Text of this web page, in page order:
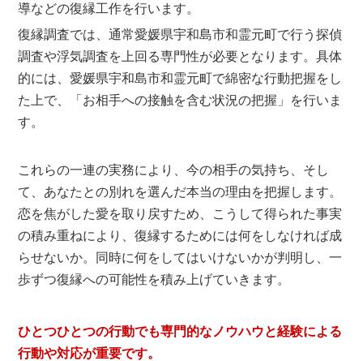
導などの復縁工作を行います。
復縁調査では、通常愛媛県宇和島市和霊元町で行う探偵
調査や浮気調査を上回る専門性が必要となります。具体
的には、愛媛県宇和島市和霊元町で綿密な行動把握をし
た上で、「お相手への接触を含む状況の把握」を行いま
す。
これらの一連の実務により、今の相手の気持ち、そし
て、あなたとの別れを選んだ本当の理由を把握します。
恋を焦がした愛を取り戻すため、こうして得られた事実
の積み重ねにより、復縁するためには何をしなければ成
らせないか。同時に何をしてはいけないかが判明し、一
歩ずつ復縁への可能性を積み上げていきます。
ひとつひとつの行動でも専門的なノウハウと経験による
行動や対応が重要です。